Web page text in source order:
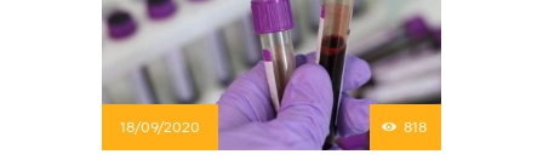
18/09/2020 818